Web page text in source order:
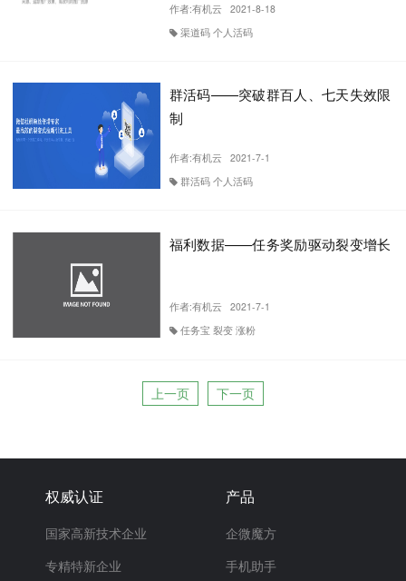
作者:有机云
2021-8-18
渠道码 个人活码
群活码——突破群百人、七天失效限
制
作者:有机云
2021-7-1
群活码 个人活码
福利数据——任务奖励驱动裂变增长
作者:有机云
2021-7-1
任务宝 裂变 涨粉
上一页 下一页
权威认证
国家高新技术企业
专精特新企业
产品
企微魔方
手机助手